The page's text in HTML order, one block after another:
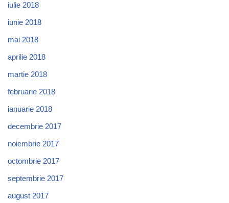
iulie 2018
iunie 2018
mai 2018
aprilie 2018
martie 2018
februarie 2018
ianuarie 2018
decembrie 2017
noiembrie 2017
octombrie 2017
septembrie 2017
august 2017